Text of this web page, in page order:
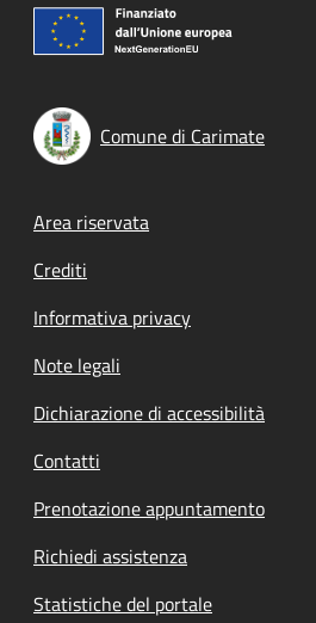
Comune di Carimate
Footer menu
Area riservata
Crediti
Informativa privacy
Note legali
Dichiarazione di accessibilità
Contatti
Prenotazione appuntamento
Richiedi assistenza
Statistiche del portale